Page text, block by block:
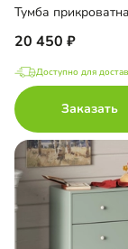
Тумба
20 450
Доступно для
Заказать